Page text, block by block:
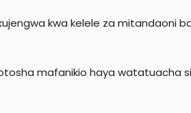
kwa kelele za mitandaoni
mafanikio haya watatuacha